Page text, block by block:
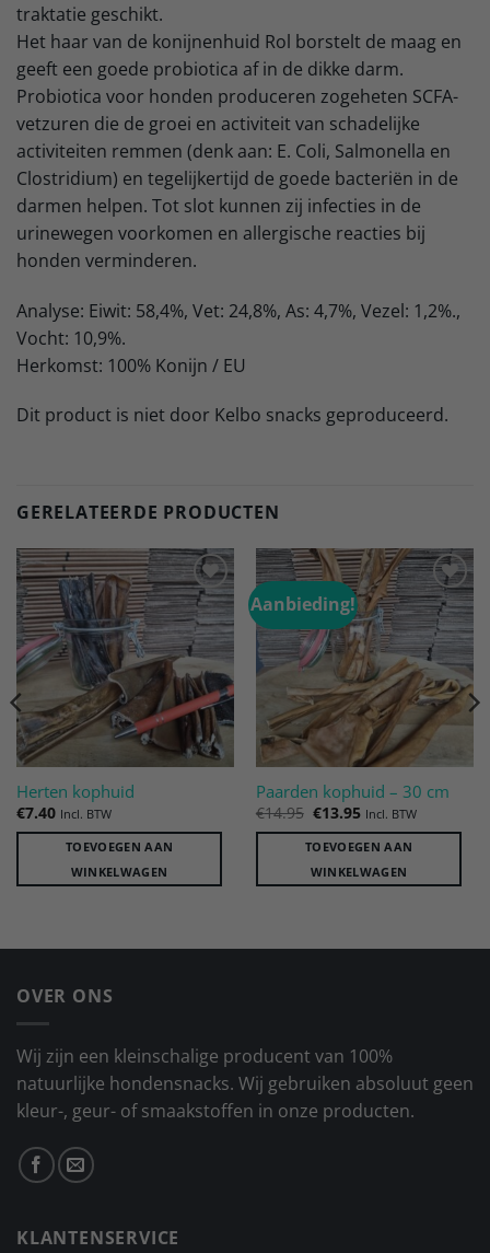
traktatie geschikt.
Het haar van de konijnenhuid Rol borstelt de maag en
geeft een goede probiotica af in de dikke darm.
Probiotica voor honden produceren zogeheten SCFA-
vetzuren die de groei en activiteit van schadelijke
activiteiten remmen (denk aan: E. Coli, Salmonella en
Clostridium) en tegelijkertijd de goede bacteriën in de
darmen helpen. Tot slot kunnen zij infecties in de
urinewegen voorkomen en allergische reacties bij
honden verminderen.
Analyse: Eiwit: 58,4%, Vet: 24,8%, As: 4,7%, Vezel: 1,2%.,
Vocht: 10,9%.
Herkomst: 100% Konijn / EU
Dit product is niet door Kelbo snacks geproduceerd.
GERELATEERDE PRODUCTEN
Toevoegen
aan
verlanglijst
Herten kophuid
€7.40 Incl. BTW
TOEVOEGEN AAN
WINKELWAGEN
Aanbieding!
Toevoegen
aan
verlanglijst
Paarden kophuid – 30 cm
€14.95 Oorspronkelijke
prijs
was:
€14.95.
€13.95Huidige
prijs
is:
€13.95.
Incl. BTW
TOEVOEGEN AAN
WINKELWAGEN
OVER ONS
Wij zijn een kleinschalige producent van 100%
natuurlijke hondensnacks. Wij gebruiken absoluut geen
kleur-, geur- of smaakstoffen in onze producten.
KLANTENSERVICE